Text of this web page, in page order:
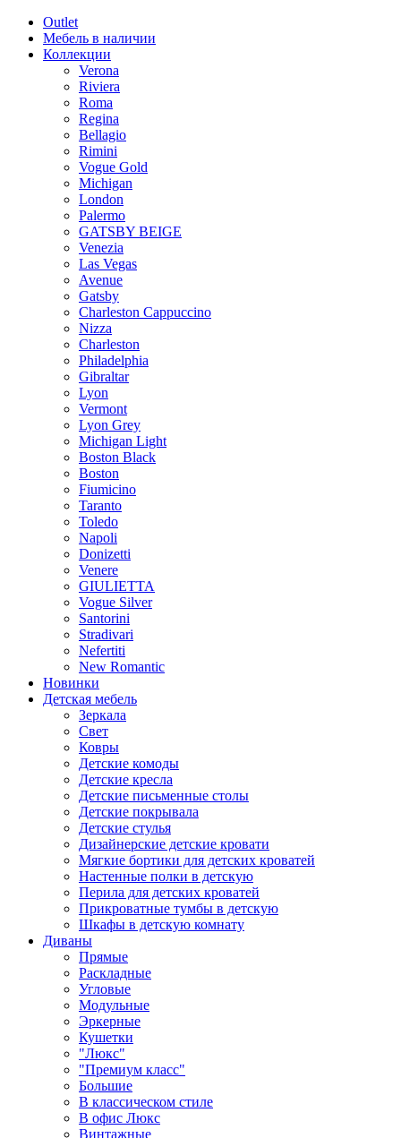
Outlet
Мебель в наличии
Коллекции
Verona
Riviera
Roma
Regina
Bellagio
Rimini
Vogue Gold
Michigan
London
Palermo
GATSBY BEIGE
Venezia
Las Vegas
Avenue
Gatsby
Charleston Cappuccino
Nizza
Charleston
Philadelphia
Gibraltar
Lyon
Vermont
Lyon Grey
Michigan Light
Boston Black
Boston
Fiumicino
Taranto
Toledo
Napoli
Donizetti
Venere
GIULIETTA
Vogue Silver
Santorini
Stradivari
Nefertiti
New Romantic
Новинки
Детская мебель
Зеркала
Свет
Ковры
Детские комоды
Детские кресла
Детские письменные столы
Детские покрывала
Детские стулья
Дизайнерские детские кровати
Мягкие бортики для детских кроватей
Настенные полки в детскую
Перила для детских кроватей
Прикроватные тумбы в детскую
Шкафы в детскую комнату
Диваны
Прямые
Раскладные
Угловые
Модульные
Эркерные
Кушетки
"Люкс"
"Премиум класс"
Большие
В классическом стиле
В офис Люкс
Винтажные